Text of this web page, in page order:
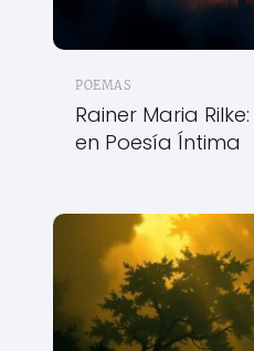
POEMAS
Rainer Maria
en Poesía Íntima